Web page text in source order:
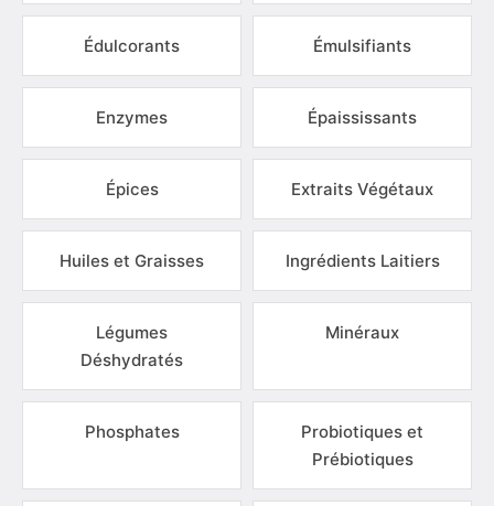
Édulcorants Émulsifiants
Enzymes Épaississants
Épices Extraits Végétaux
Huiles et Graisses Ingrédients Laitiers
Légumes
Déshydratés
Minéraux
Phosphates
Probiotiques et
Prébiotiques